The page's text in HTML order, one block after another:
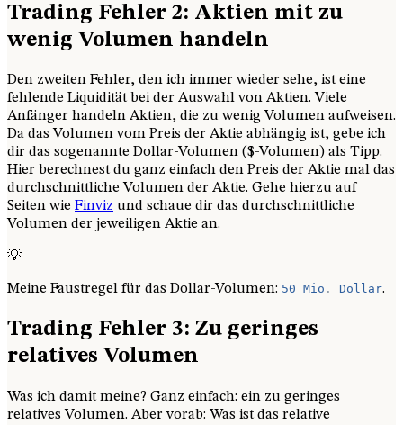
Trading Fehler 2: Aktien mit zu
wenig Volumen handeln
Den zweiten Fehler, den ich immer wieder sehe, ist eine
fehlende Liquidität bei der Auswahl von Aktien. Viele
Anfänger handeln Aktien, die zu wenig Volumen aufweisen.
Da das Volumen vom Preis der Aktie abhängig ist, gebe ich
dir das sogenannte Dollar-Volumen ($-Volumen) als Tipp.
Hier berechnest du ganz einfach den Preis der Aktie mal das
durchschnittliche Volumen der Aktie. Gehe hierzu auf
Seiten wie Finviz und schaue dir das durchschnittliche
Volumen der jeweiligen Aktie an.
💡
Meine Faustregel für das Dollar-Volumen: 50 Mio . Dollar.
Trading Fehler 3: Zu geringes
relatives Volumen
Was ich damit meine? Ganz einfach: ein zu geringes
relatives Volumen. Aber vorab: Was ist das relative